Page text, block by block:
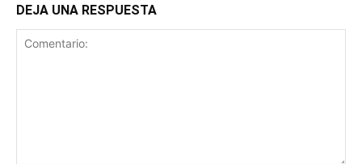
DEJA UNA RESPUESTA